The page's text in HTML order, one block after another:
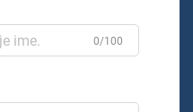
0/100